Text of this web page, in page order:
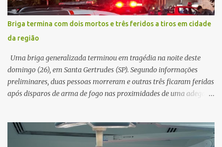
link, orientando a vítima a acessá-lo pelo computador para
concluir a suposta atualização cadastral. Após realizar o
procedimento, a conta bancária ficou bloqueada por algumas
horas. Sem conseguir acessar o sistema, a vítima tentou
novamente contato com o suposto gerente, mas não obteve
resposta. Na segunda-fe...
Briga termina com dois mortos e três feridos a tiros em cidade
da região
Uma briga generalizada terminou em tragédia na noite deste
domingo (26), em Santa Gertrudes (SP). Segundo informações
preliminares, duas pessoas morreram e outras três ficaram feridas
após disparos de arma de fogo nas proximidades de uma adega. O
começado dentro do estabelecimento e se estendido para a área
externa, quando dois homens armados passaram a efetuar